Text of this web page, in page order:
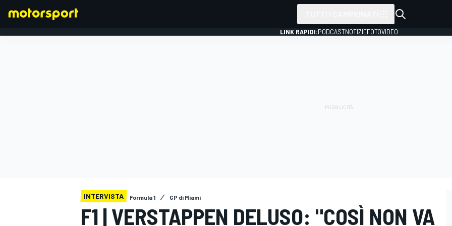
LINK RAPIDI:PODCASTNOTIZIEFOTOVIDEO
INTERVISTA Formula 1 GP di Miami
F1 | VERSTAPPEN DELUSO: "COSÌ NON VA